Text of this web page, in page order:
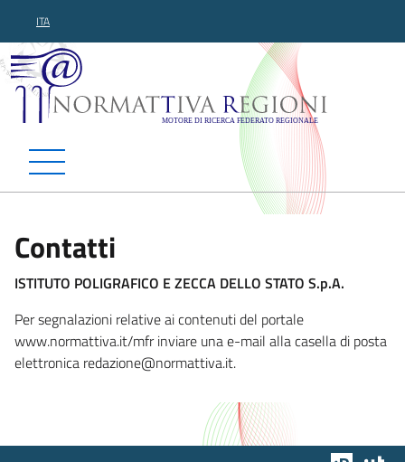
ITA
Normattiva Regioni -
Contatti
ISTITUTO POLIGRAFICO E ZECCA DELLO STATO S.p.A.
Per segnalazioni relative ai contenuti del portale
www.normattiva.it/mfr inviare una e-mail alla casella di posta
elettronica redazione@normattiva.it.